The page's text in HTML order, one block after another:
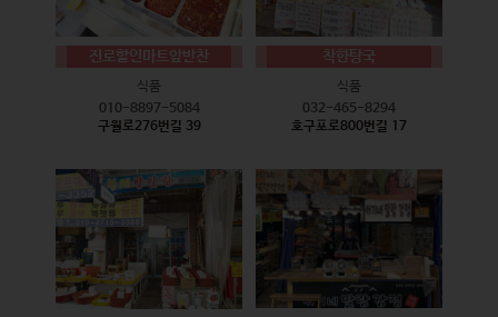
진로할인마트앞반찬
식품
010-8897-5084
구월로276번길 39
착한탕국
식품
032-465-8294
호구포로800번길 17